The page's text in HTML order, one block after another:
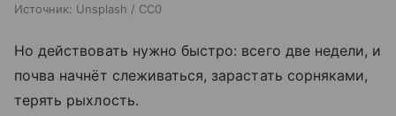
Источник: Unsplash / CC0
Но действовать нужно быстро: всего две недели, и
почва начнёт слеживаться, зарастать сорняками,
терять рыхлость.